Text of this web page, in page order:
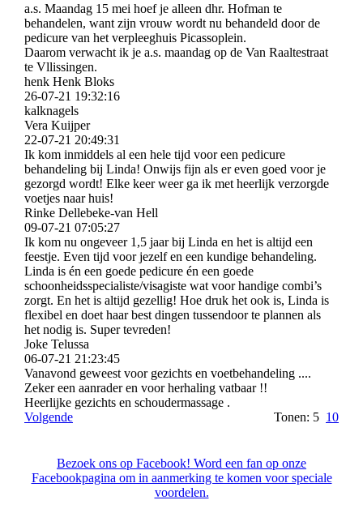
a.s. Maandag 15 mei hoef je alleen dhr. Hofman te
behandelen, want zijn vrouw wordt nu behandeld door de
pedicure van het verpleeghuis Picassoplein.
Daarom verwacht ik je a.s. maandag op de Van Raaltestraat
te Vllissingen.
henk Henk Bloks
26-07-21 19:32:16
kalknagels
Vera Kuijper
22-07-21 20:49:31
Ik kom inmiddels al een hele tijd voor een pedicure
behandeling bij Linda! Onwijs fijn als er even goed voor je
gezorgd wordt! Elke keer weer ga ik met heerlijk verzorgde
voetjes naar huis!
Rinke Dellebeke-van Hell
09-07-21 07:05:27
Ik kom nu ongeveer 1,5 jaar bij Linda en het is altijd een
feestje. Even tijd voor jezelf en een kundige behandeling.
Linda is én een goede pedicure én een goede
schoonheidsspecialiste/­visagiste wat voor handige combi’s
zorgt. En het is altijd gezellig! Hoe druk het ook is, Linda is
flexibel en doet haar best dingen tussendoor te plannen als
het nodig is. Super tevreden!
Joke Telussa
06-07-21 21:23:45
Vanavond geweest voor gezichts en voetbehandeling ....
Zeker een aanrader en voor herhaling vatbaar !!
Heerlijke gezichts en schoudermassage .
Volgende
Tonen: 5 10
Bezoek ons op Facebook! Word een fan op onze
Facebookpagina om in aanmerking te komen voor speciale
voordelen.